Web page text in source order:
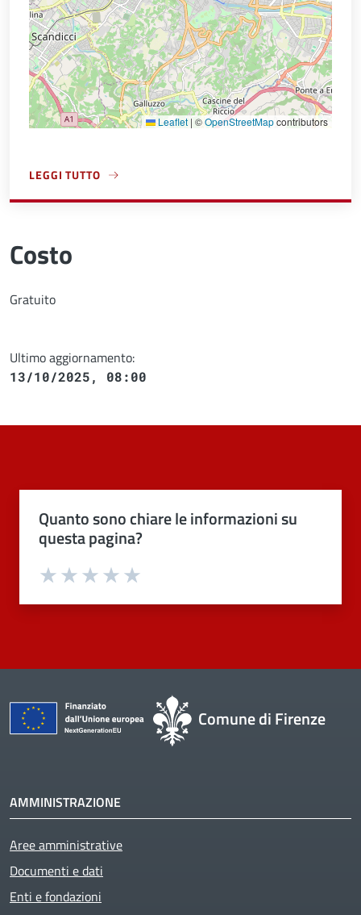
Leaflet | ©OpenStreetMapcontributors
LEGGI TUTTO
A PROPOSITO DI DIREZIONE AMBIENTE
Costo
Gratuito
Ultimo aggiornamento:
13/10/2025, 08:00
Quanto sono chiare le informazioni su
questa pagina?
Valuta 4 stelle su 5
Valuta 3 stelle su 5
Valuta 2 stelle su 5
Valuta 1 stelle su 5
Comune di Firenze
AMMINISTRAZIONE
Aree amministrative
Documenti e dati
Enti e fondazioni